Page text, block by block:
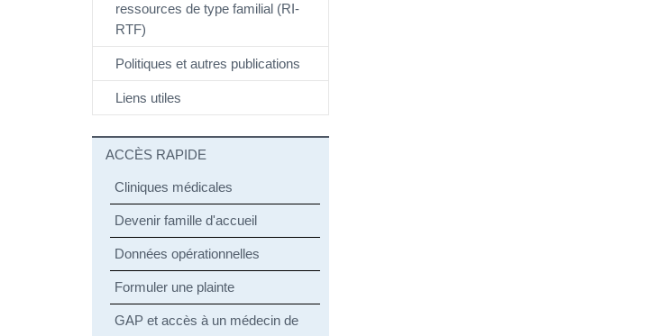
ressources de type familial (RI-
RTF)
Politiques et autres publications
Liens utiles
ACCÈS RAPIDE
Cliniques médicales
Devenir famille d'accueil
Données opérationnelles
Formuler une plainte
GAP et accès à un médecin de